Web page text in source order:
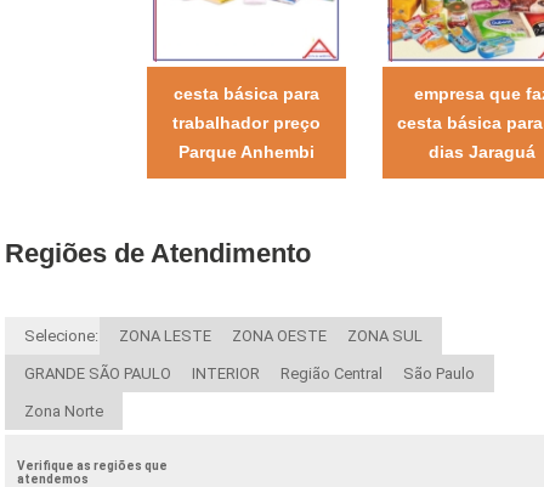
cesta básica para
trabalhador preço
Parque Anhembi
empresa que
cesta básica
dias Jaraguá
Regiões de Atendimento
Selecione: ZONA LESTE ZONA OESTE ZONA SUL
GRANDE SÃO PAULO INTERIOR Região Central São Paulo
Zona Norte
Verifique as regiões que
atendemos